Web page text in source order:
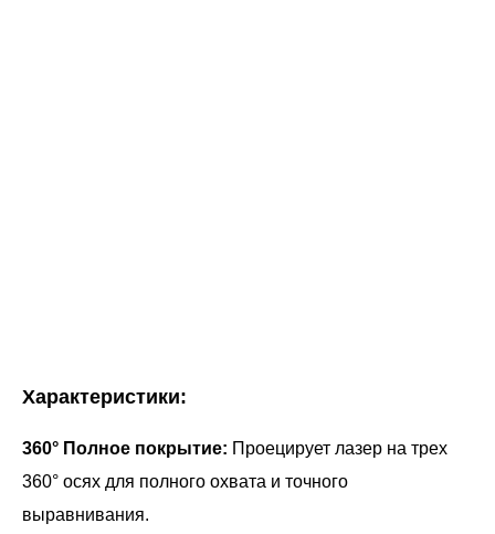
Характеристики:
360° Полное покрытие: Проецирует лазер на трех
360° осях для полного охвата и точного
выравнивания.